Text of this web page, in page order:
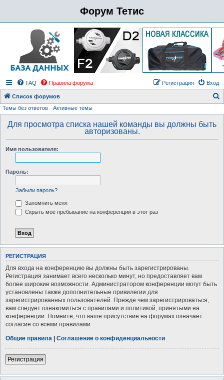
Форум Тетис
FAQ Правила форума Вход
Регистрация
Список форумов
Темы без ответов Активные темы
Для просмотра списка нашей команды вы должны быть
авторизованы.
Имя пользователя:
Пароль:
Забыли пароль?
Запомнить меня
Скрыть моё пребывание на конференции в этот раз
РЕГИСТРАЦИЯ
Для входа на конференцию вы должны быть зарегистрированы.
Регистрация занимает всего несколько минут, но предоставляет вам
более широкие возможности. Администратором конференции могут быть
установлены также дополнительные привилегии для
зарегистрированных пользователей. Прежде чем зарегистрироваться,
вам следует ознакомиться с правилами и политикой, принятыми на
конференции. Помните, что ваше присутствие на форумах означает
согласие со всеми правилами.
Общие правила | Соглашение о конфиденциальности
Регистрация